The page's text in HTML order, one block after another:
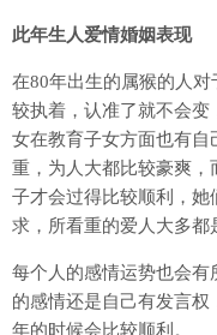
此年生人爱情婚姻表现
在80年出生的属猴的人
较执着，认准了就不会变
女在教育子女方面也有自
重，为人大都比较豪爽，
子才会过得比较顺利，她
求，所看重的爱人大多都
每个人的感情运势也会有
的感情还是自己有发言
年的时候会比较顺利。